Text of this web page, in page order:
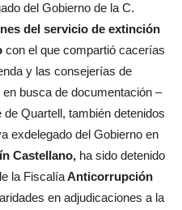
del Gobierno de la C.
del servicio de extinción
con el que compartió cacerías
y las consejerías de
busca de documentación –
Quartell, también detenidos
exdelegado del Gobierno en
Castellano, ha sido detenido
la FiscalíaAnticorrupción
en adjudicaciones a la